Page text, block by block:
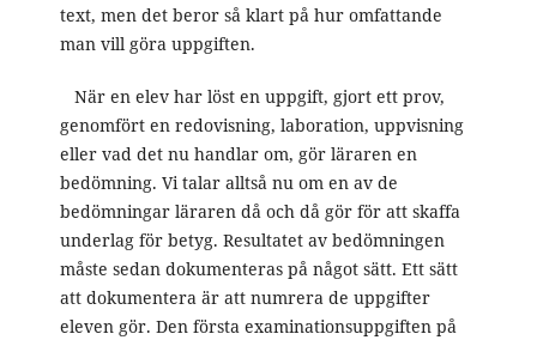
text, men det beror så klart på hur omfattande
man vill göra uppgiften.
När en elev har löst en uppgift, gjort ett prov,
genomfört en redovisning, laboration, uppvisning
eller vad det nu handlar om, gör läraren en
bedömning. Vi talar alltså nu om en av de
bedömningar läraren då och då gör för att skaffa
underlag för betyg. Resultatet av bedömningen
måste sedan dokumenteras på något sätt. Ett sätt
att dokumentera är att numrera de uppgifter
eleven gör. Den första examinationsuppgiften på